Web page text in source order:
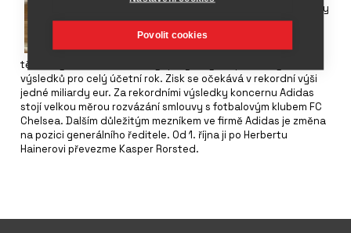
procent na 4,4 miliardy
eur. Provozní zisk se
414 milionů eur. Díky
těmto výsledkům se změnily i prognózy hospodářských
výsledků pro celý účetní rok. Zisk se očekává v rekordní výši
jedné miliardy eur. Za rekordními výsledky koncernu Adidas
stojí velkou měrou rozvázání smlouvy s fotbalovým klubem FC
Chelsea. Dalším důležitým mezníkem ve firmě Adidas je změna
na pozici generálního ředitele. Od 1. října ji po Herbertu
Hainerovi převezme Kasper Rorsted.
Povolit cookies